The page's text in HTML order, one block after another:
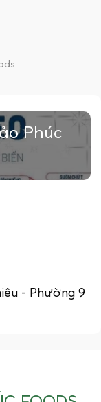
Phúc
- Phường 9